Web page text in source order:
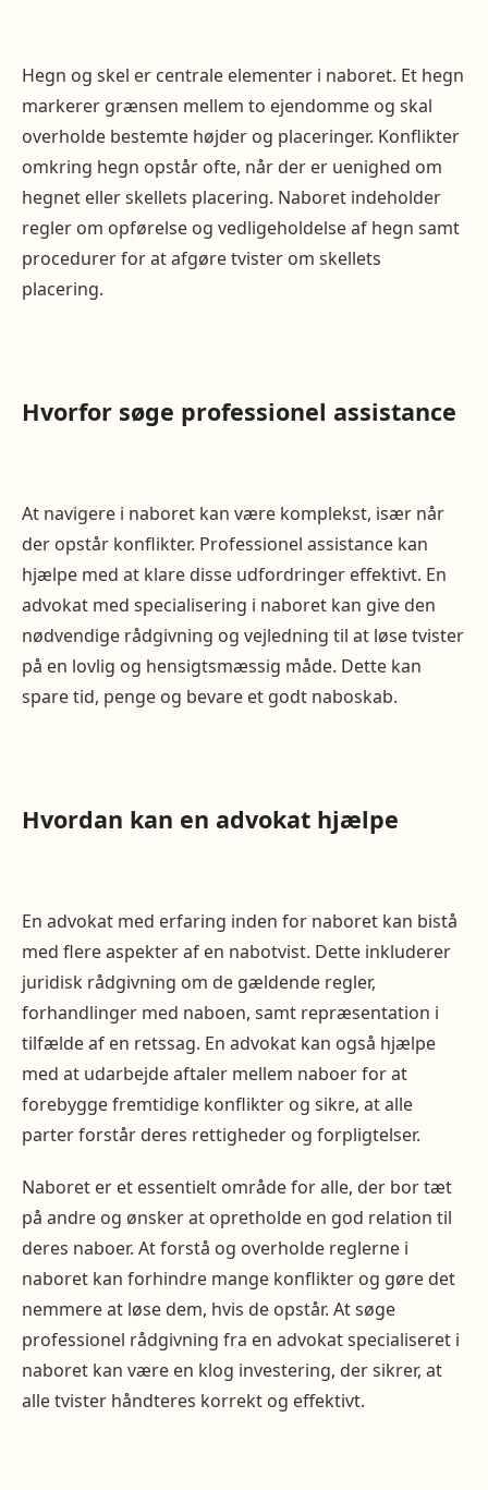
Hegn og skel er centrale elementer i naboret. Et hegn
markerer grænsen mellem to ejendomme og skal
overholde bestemte højder og placeringer. Konflikter
omkring hegn opstår ofte, når der er uenighed om
hegnet eller skellets placering. Naboret indeholder
regler om opførelse og vedligeholdelse af hegn samt
procedurer for at afgøre tvister om skellets
placering.
Hvorfor søge professionel assistance
At navigere i naboret kan være komplekst, især når
der opstår konflikter. Professionel assistance kan
hjælpe med at klare disse udfordringer effektivt. En
advokat med specialisering i naboret kan give den
nødvendige rådgivning og vejledning til at løse tvister
på en lovlig og hensigtsmæssig måde. Dette kan
spare tid, penge og bevare et godt naboskab.
Hvordan kan en advokat hjælpe
En advokat med erfaring inden for naboret kan bistå
med flere aspekter af en nabotvist. Dette inkluderer
juridisk rådgivning om de gældende regler,
forhandlinger med naboen, samt repræsentation i
tilfælde af en retssag. En advokat kan også hjælpe
med at udarbejde aftaler mellem naboer for at
forebygge fremtidige konflikter og sikre, at alle
parter forstår deres rettigheder og forpligtelser.
Naboret er et essentielt område for alle, der bor tæt
på andre og ønsker at opretholde en god relation til
deres naboer. At forstå og overholde reglerne i
naboret kan forhindre mange konflikter og gøre det
nemmere at løse dem, hvis de opstår. At søge
professionel rådgivning fra en advokat specialiseret i
naboret kan være en klog investering, der sikrer, at
alle tvister håndteres korrekt og effektivt.